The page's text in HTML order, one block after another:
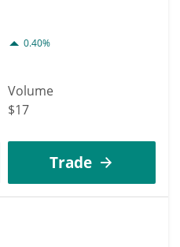
0.40%
Volume
$17
Trade